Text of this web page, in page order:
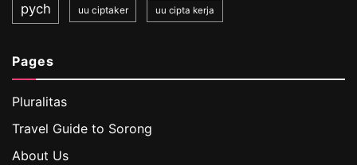
pych uu ciptaker uu cipta kerja
Pages
Pluralitas
Travel Guide to Sorong
About Us